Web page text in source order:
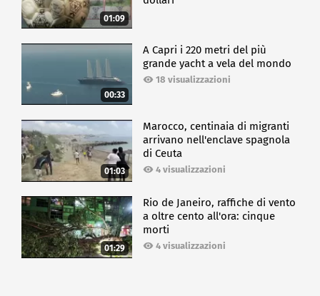
01:09
00:33
A Capri i 220 metri del più
grande yacht a vela del mondo
18 visualizzazioni
01:03
Marocco, centinaia di migranti
arrivano nell'enclave spagnola
di Ceuta
4 visualizzazioni
01:29
Rio de Janeiro, raffiche di vento
a oltre cento all'ora: cinque
morti
4 visualizzazioni